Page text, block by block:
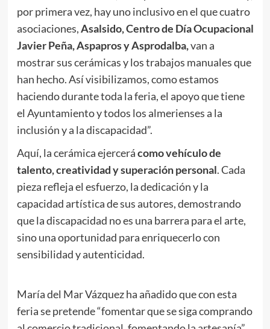
por primera vez, hay uno inclusivo en el que cuatro
asociaciones,Asalsido, Centro de Día Ocupacional
Javier Peña, Aspapros y Asprodalba,van a
mostrar sus cerámicas y los trabajos manuales que
han hecho. Así visibilizamos, como estamos
haciendo durante toda la feria, el apoyo que tiene
el Ayuntamiento y todos los almerienses a la
inclusión y a la discapacidad”.
Aquí, la cerámica ejercerácomo vehículo de
talento, creatividad y superación personal. Cada
pieza refleja el esfuerzo, la dedicación y la
capacidad artística de sus autores, demostrando
que la discapacidad no es una barrera para el arte,
sino una oportunidad para enriquecerlo con
sensibilidad y autenticidad.
María del Mar Vázquez ha añadido que con esta
feria se pretende “fomentar que se siga comprando